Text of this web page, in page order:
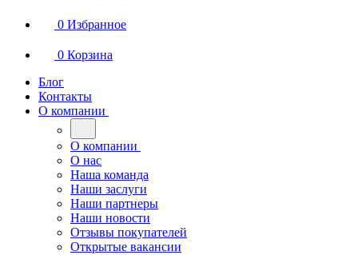
0 Избранное
0 Корзина
Блог
Контакты
О компании
О компании
О нас
Наша команда
Наши заслуги
Наши партнеры
Наши новости
Отзывы покупателей
Открытые вакансии